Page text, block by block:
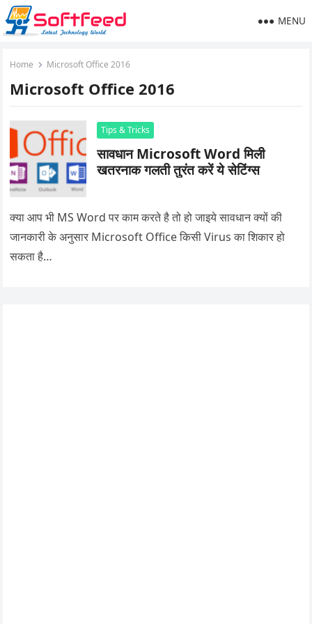
MENU
Home Microsoft Office 2016
Microsoft Office 2016
Tips & Tricks
सावधान Microsoft Word मिली
खतरनाक गलती तुरंत करें ये सेटिंग्स
क्या आप भी MS Word पर काम करते है तो हो जाइये सावधान क्यों की
जानकारी के अनुसार Microsoft Office किसी Virus का शिकार हो
सकता है…